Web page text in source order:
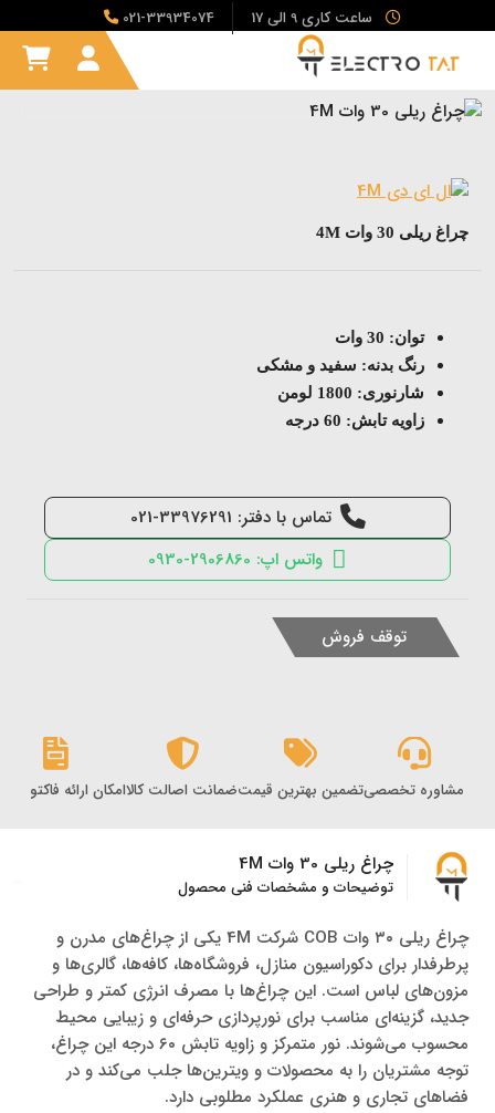
ساعت کاری 9 الی 17 021-33934074
چراغ ریلی 30 وات 4M
توان: 30 وات
رنگ بدنه: سفید و مشکی
شارنوری: 1800 لومن
زاویه تابش: 60 درجه
تماس با دفتر: 33976291-021
واتس اپ: 2906860-0930
توقف فروش
مشاوره تخصصیتضمین بهترین قیمتضمانت اصالت کالاامکان ارائه فاکتور
چراغ ریلی 30 وات 4M
توضیحات و مشخصات فنی محصول
چراغ ریلی ۳۰ وات COB شرکت 4M یکی از چراغ‌های مدرن و
پرطرفدار برای دکوراسیون منازل، فروشگاه‌ها، کافه‌ها، گالری‌ها و
مزون‌های لباس است. این چراغ‌ها با مصرف انرژی کمتر و طراحی
جدید، گزینه‌ای مناسب برای نورپردازی حرفه‌ای و زیبایی محیط
محسوب می‌شوند. نور متمرکز و زاویه تابش ۶۰ درجه این چراغ،
توجه مشتریان را به محصولات و ویترین‌ها جلب می‌کند و در
فضاهای تجاری و هنری عملکرد مطلوبی دارد.